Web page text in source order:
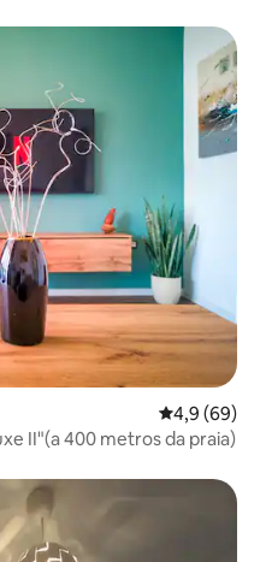
4,9 de uma
4,9 (69)
II"(a 400 metros da praia)